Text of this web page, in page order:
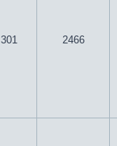
301 2466